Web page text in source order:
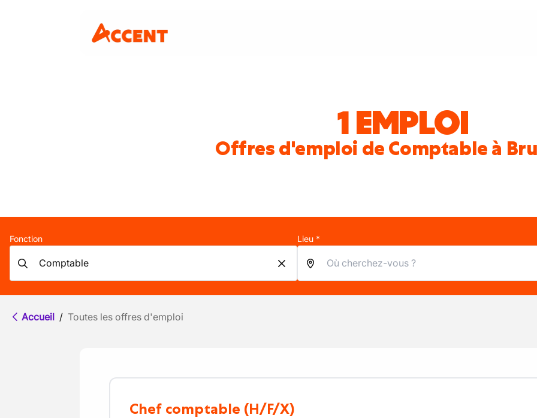
1 EMPLOI
Offres d'emploi de Comptable à
Fonction Lieu *
Accueil / Toutes les offres d'emploi
Chef comptable (H/F/X)